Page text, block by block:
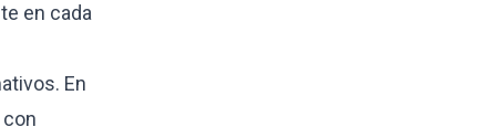
en cada
En
con